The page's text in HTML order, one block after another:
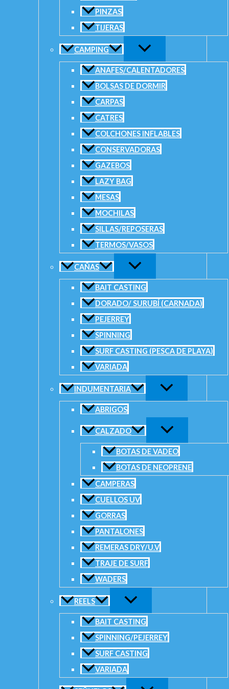
PINZAS
TIJERAS
CAMPING
ANAFES/CALENTADORES
BOLSAS DE DORMIR
CARPAS
CATRES
COLCHONES INFLABLES
CONSERVADORAS
GAZEBOS
LAZY BAG
MESAS
MOCHILAS
SILLAS/REPOSERAS
TERMOS/VASOS
CAÑAS
BAIT CASTING
DORADO/ SURUBÍ (CARNADA)
PEJERREY
SPINNING
SURF CASTING (PESCA DE PLAYA)
VARIADA
INDUMENTARIA
ABRIGOS
CALZADO
BOTAS DE VADEO
BOTAS DE NEOPRENE
CAMPERAS
CUELLOS UV
GORRAS
PANTALONES
REMERAS DRY/U.V
TRAJE DE SURF
WADERS
REELS
BAIT CASTING
SPINNING/PEJERREY
SURF CASTING
VARIADA
Categorías:Bait Casting
Añadir a la lista de deseos
Información adicional
Valoraciones (0)
Poder de Freno: 5.5kg / 12lb
Peso: 195g/6.9oz
Relación: 6.3:1
Recuperación: 63cm por vuelta
POWERPRO LINE CAPACITY (LB/YDS): 20/150,30/
MONO LINE CAPACITY (LB/YDS): 10/120,12/110,14/90
MANO IZQUIERDA.
0,50 kg
Dimensiones 25 × 25 × 25 cm
Sé el primero en valorar “Reel Shimano
Tu dirección de correo electrónico no será publicada.
Correo electrónico*